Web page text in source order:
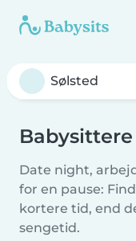
Date night,
for en pause:
kortere tid, end
sengetid.